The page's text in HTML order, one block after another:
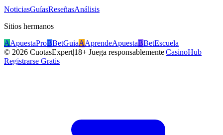
NoticiasGuíasReseñasAnálisis
Sitios hermanos
AApuestaProBBetGuiaAAprendeApuestaBBetEscuela
© 2026 CuotasExpert|18+ Juega responsablemente|CasinoHub
Registrarse Gratis